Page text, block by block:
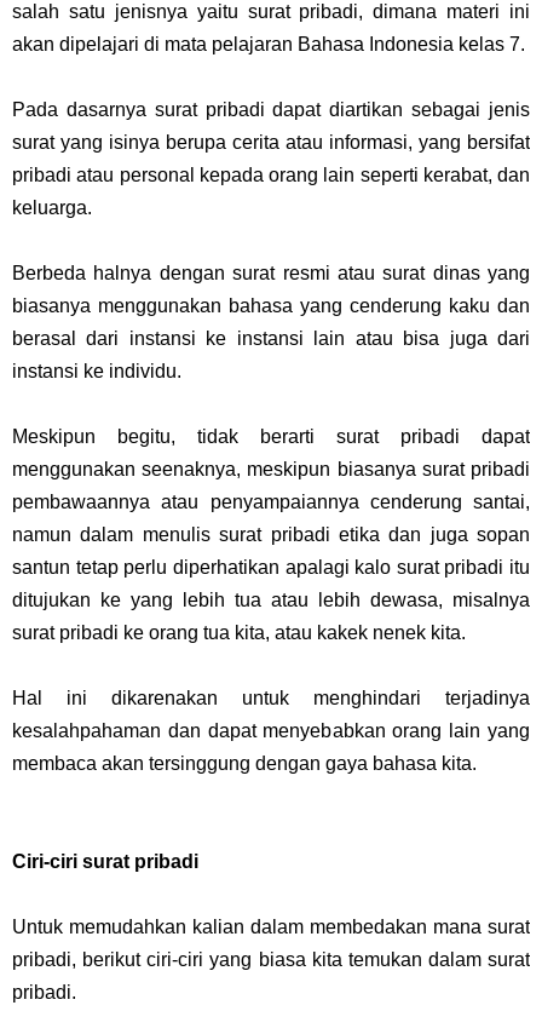
salah satu jenisnya yaitu surat pribadi, dimana materi ini
akan dipelajari di mata pelajaran Bahasa Indonesia kelas 7.
Pada dasarnya surat pribadi dapat diartikan sebagai jenis
surat yang isinya berupa cerita atau informasi, yang bersifat
pribadi atau personal kepada orang lain seperti kerabat, dan
keluarga.
Berbeda halnya dengan surat resmi atau surat dinas yang
biasanya menggunakan bahasa yang cenderung kaku dan
berasal dari instansi ke instansi lain atau bisa juga dari
instansi ke individu.
Meskipun begitu, tidak berarti surat pribadi dapat
menggunakan seenaknya, meskipun biasanya surat pribadi
pembawaannya atau penyampaiannya cenderung santai,
namun dalam menulis surat pribadi etika dan juga sopan
santun tetap perlu diperhatikan apalagi kalo surat pribadi itu
ditujukan ke yang lebih tua atau lebih dewasa, misalnya
surat pribadi ke orang tua kita, atau kakek nenek kita.
Hal ini dikarenakan untuk menghindari terjadinya
kesalahpahaman dan dapat menyebabkan orang lain yang
membaca akan tersinggung dengan gaya bahasa kita.
Ciri-ciri surat pribadi
Untuk memudahkan kalian dalam membedakan mana surat
pribadi, berikut ciri-ciri yang biasa kita temukan dalam surat
pribadi.